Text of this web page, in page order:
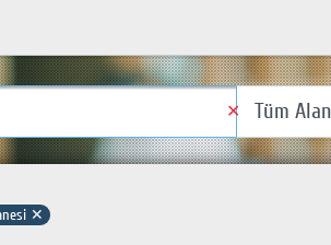
✕
✕